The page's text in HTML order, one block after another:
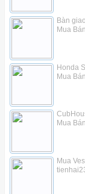
Bàn
Mua
Honda
Mua
Mua
Mua